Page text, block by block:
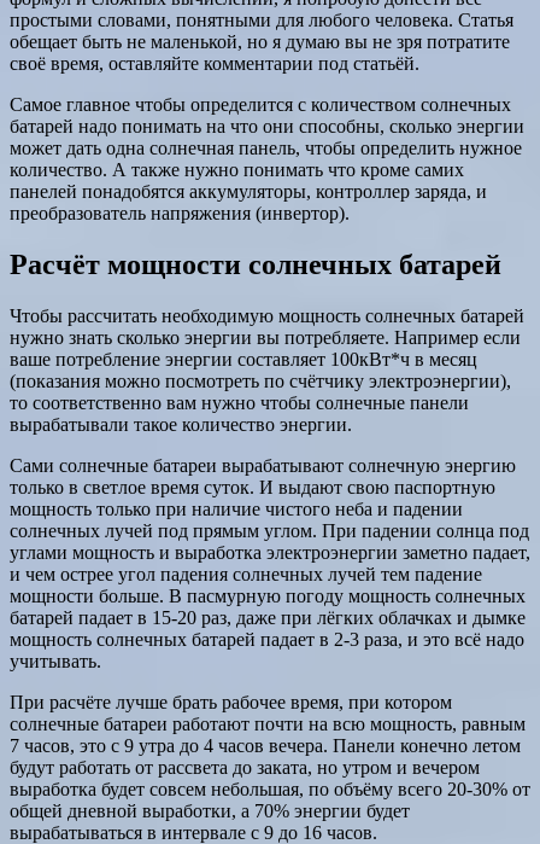
простыми словами, понятными для любого человека. Статья
обещает быть не маленькой, но я думаю вы не зря потратите
своё время, оставляйте комментарии под статьёй.
Самое главное чтобы определится с количеством солнечных
батарей надо понимать на что они способны, сколько энергии
может дать одна солнечная панель, чтобы определить нужное
количество. А также нужно понимать что кроме самих
панелей понадобятся аккумуляторы, контроллер заряда, и
преобразователь напряжения (инвертор).
Расчёт мощности солнечных батарей
Чтобы рассчитать необходимую мощность солнечных батарей
нужно знать сколько энергии вы потребляете. Например если
ваше потребление энергии составляет 100кВт*ч в месяц
(показания можно посмотреть по счётчику электроэнергии),
то соответственно вам нужно чтобы солнечные панели
вырабатывали такое количество энергии.
Сами солнечные батареи вырабатывают солнечную энергию
только в светлое время суток. И выдают свою паспортную
мощность только при наличие чистого неба и падении
солнечных лучей под прямым углом. При падении солнца под
углами мощность и выработка электроэнергии заметно падает,
и чем острее угол падения солнечных лучей тем падение
мощности больше. В пасмурную погоду мощность солнечных
батарей падает в 15-20 раз, даже при лёгких облачках и дымке
мощность солнечных батарей падает в 2-3 раза, и это всё надо
учитывать.
При расчёте лучше брать рабочее время, при котором
солнечные батареи работают почти на всю мощность, равным
7 часов, это с 9 утра до 4 часов вечера. Панели конечно летом
будут работать от рассвета до заката, но утром и вечером
выработка будет совсем небольшая, по объёму всего 20-30% от
общей дневной выработки, а 70% энергии будет
вырабатываться в интервале с 9 до 16 часов.